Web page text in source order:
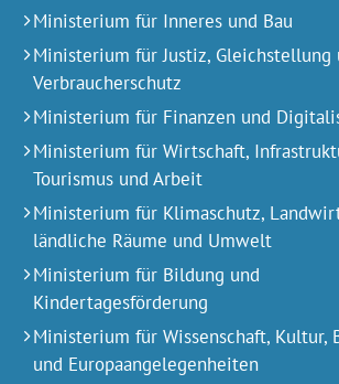
Ministerium für Inneres und Bau
Ministerium für Justiz, Gleichstellung
Verbraucherschutz
Ministerium für Finanzen und
Ministerium für Wirtschaft,
Tourismus und Arbeit
Ministerium für Klimaschutz,
ländliche Räume und Umwelt
Ministerium für Bildung und
Kindertagesförderung
Ministerium für Wissenschaft, Kultur,
und Europa­angelegen­heiten